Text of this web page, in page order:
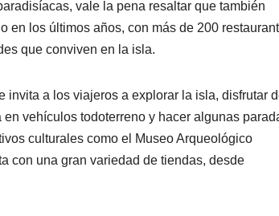
vale la pena resaltar que también
en los últimos años, con más de 200
que conviven en la isla.
invita a los viajeros a explorar la isla, disfrutar
vehículos todoterreno y hacer algunas
culturales como el Museo Arqueológico
con una gran variedad de tiendas, desde